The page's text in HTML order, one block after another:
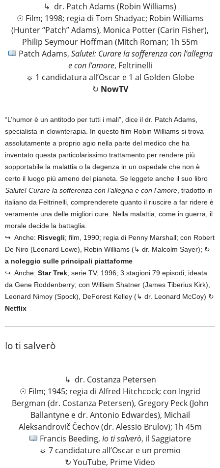
↳ dr. Patch Adams (Robin Williams)
☉ Film; 1998; regia di Tom Shadyac; Robin Williams
(Hunter “Patch” Adams), Monica Potter (Carin Fisher),
Philip Seymour Hoffman (Mitch Roman; 1h 55m
Patch Adams, Salute!: Curare la sofferenza con l’allegria
e con l’amore, Feltrinelli
☼ 1 candidatura all’Oscar e 1 al Golden Globe
↻ NowTV
“L’humor è un antitodo per tutti i mali”, dice il dr. Patch Adams,
specialista in clownterapia. In questo film Robin Williams si trova
assolutamente a proprio agio nella parte del medico che ha
inventato questa particolarissimo trattamento per rendere più
sopportabile la malattia o la degenza in un ospedale che non è
certo il luogo più ameno del pianeta. Se leggete anche il suo libro
Salute! Curare la sofferenza con l’allegria e con l’amore , tradotto in
italiano da Feltrinelli, comprenderete quanto il riuscire a far ridere è
veramente una delle migliori cure. Nella malattia, come in guerra, il
morale decide la battaglia.
↪ Anche: Risvegli; film, 1990; regia di Penny Marshall; con Robert
De Niro (Leonard Lowe), Robin Williams (↳ dr. Malcolm Sayer); ↻
a noleggio sulle principali piattaforme
↪ Anche: Star Trek; serie TV; 1996; 3 stagioni 79 episodi; ideata
da Gene Roddenberry; con William Shatner (James Tiberius Kirk),
Leonard Nimoy (Spock), DeForest Kelley (↳ dr. Leonard McCoy) ↻
Netflix
Io ti salverò
↳ dr. Costanza Petersen
☉ Film; 1945; regia di Alfred Hitchcock; con Ingrid
Bergman (dr. Costanza Petersen), Gregory Peck (John
Ballantyne e dr. Antonio Edwardes), Michail
Aleksandrovič Čechov (dr. Alessio Brulov); 1h 45m
Francis Beeding,Io ti salverò, il Saggiatore
☼ 7 candidature all’Oscar e un premio
↻ YouTube, Prime Video